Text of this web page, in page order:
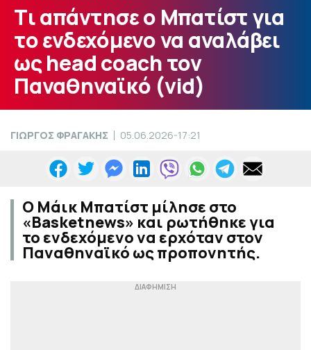
Tι απάντησε ο Μπατίστ για
το ενδεχόμενο να αναλάβει
ως head coach τον
Παναθηναϊκό (vid)
ΓΙΩΡΓΟΣ ΦΡΑΓΑΚΗΣ 05.06.2026-17:21
Ο Μάικ Μπατίστ μίλησε στο
«Basketnews» και ρωτήθηκε για
το ενδεχόμενο να ερχόταν στον
Παναθηναϊκό ως προπονητής.